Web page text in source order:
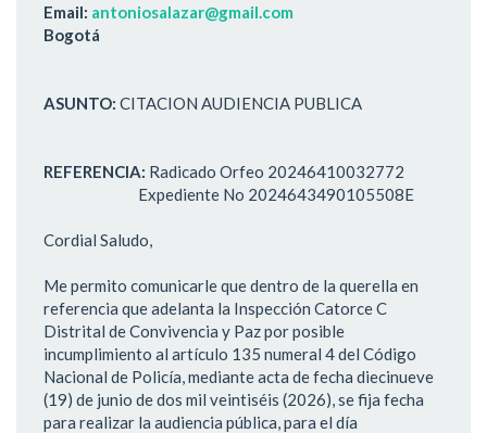
Email: antoniosalazar@gmail.com
Bogotá
ASUNTO: CITACION AUDIENCIA PUBLICA
REFERENCIA: Radicado Orfeo 20246410032772
Expediente No 2024643490105508E
Cordial Saludo,
Me permito comunicarle que dentro de la querella en
referencia que adelanta la Inspección Catorce C
Distrital de Convivencia y Paz por posible
incumplimiento al artículo 135 numeral 4 del Código
Nacional de Policía, mediante acta de fecha diecinueve
(19) de junio de dos mil veintiséis (2026), se fija fecha
para realizar la audiencia pública, para el día